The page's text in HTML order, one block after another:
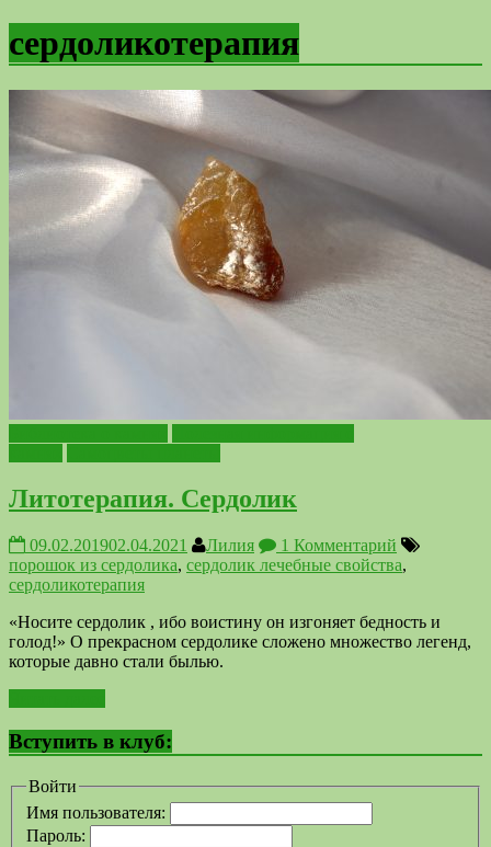
сердоликотерапия
Литотерапия. Сердолик
09.02.201902.04.2021 Лилия
1 Комментарий
порошок из сердолика, сердолик лечебные свойства,
сердоликотерапия
«Носите сердолик , ибо воистину он изгоняет бедность и
голод!» О прекрасном сердолике сложено множество легенд,
которые давно стали былью.
Вступить в клуб:
Войти
Имя пользователя:
Пароль: